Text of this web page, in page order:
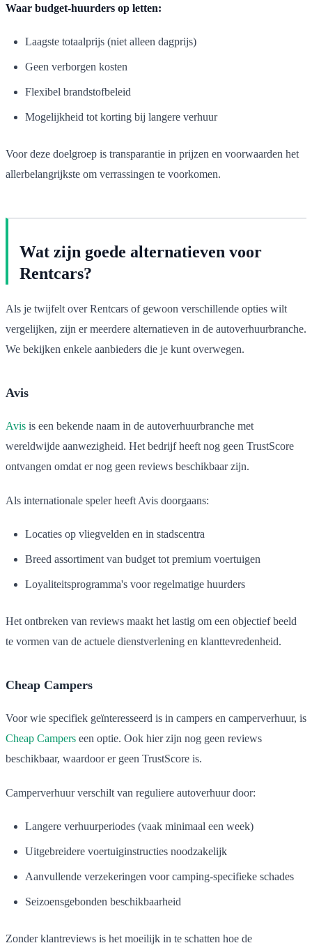
Waar budget-huurders op letten:
Laagste totaalprijs (niet alleen dagprijs)
Geen verborgen kosten
Flexibel brandstofbeleid
Mogelijkheid tot korting bij langere verhuur
Voor deze doelgroep is transparantie in prijzen en voorwaarden het
allerbelangrijkste om verrassingen te voorkomen.
Wat zijn goede alternatieven voor
Rentcars?
Als je twijfelt over Rentcars of gewoon verschillende opties wilt
vergelijken, zijn er meerdere alternatieven in de autoverhuurbranche.
We bekijken enkele aanbieders die je kunt overwegen.
Avis
Avis is een bekende naam in de autoverhuurbranche met
wereldwijde aanwezigheid. Het bedrijf heeft nog geen TrustScore
ontvangen omdat er nog geen reviews beschikbaar zijn.
Als internationale speler heeft Avis doorgaans:
Locaties op vliegvelden en in stadscentra
Breed assortiment van budget tot premium voertuigen
Loyaliteitsprogramma's voor regelmatige huurders
Het ontbreken van reviews maakt het lastig om een objectief beeld
te vormen van de actuele dienstverlening en klanttevredenheid.
Cheap Campers
Voor wie specifiek geïnteresseerd is in campers en camperverhuur, is
Cheap Campers een optie. Ook hier zijn nog geen reviews
beschikbaar, waardoor er geen TrustScore is.
Camperverhuur verschilt van reguliere autoverhuur door:
Langere verhuurperiodes (vaak minimaal een week)
Uitgebreidere voertuiginstructies noodzakelijk
Aanvullende verzekeringen voor camping-specifieke schades
Seizoensgebonden beschikbaarheid
Zonder klantreviews is het moeilijk in te schatten hoe de